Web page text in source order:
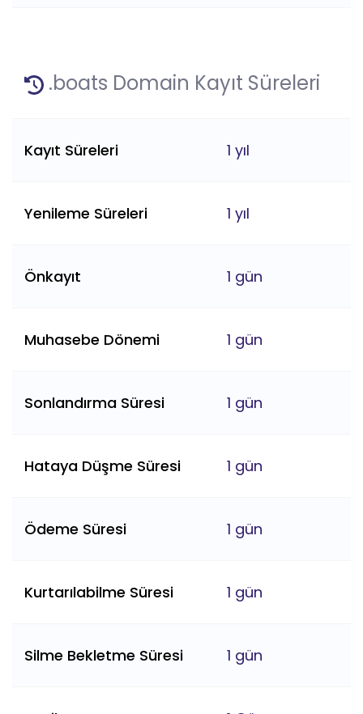
.boats Domain Kayıt Süreleri
Kayıt Süreleri 1 yıl
Yenileme Süreleri 1 yıl
Önkayıt 1 gün
Muhasebe Dönemi 1 gün
Sonlandırma Süresi 1 gün
Hataya Düşme Süresi 1 gün
Ödeme Süresi 1 gün
Kurtarılabilme Süresi 1 gün
Silme Bekletme Süresi 1 gün